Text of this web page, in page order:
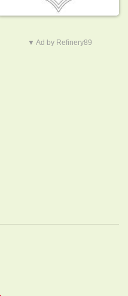
▼ Ad by Refinery89